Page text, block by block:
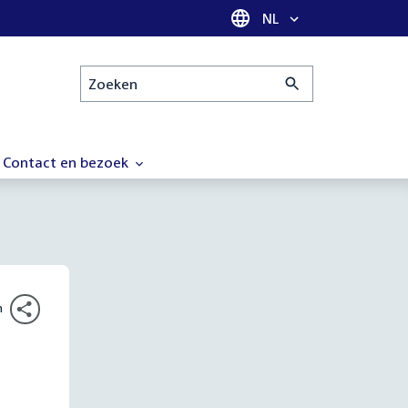
Taal selectie
NL
Zoeken
Contact en bezoek